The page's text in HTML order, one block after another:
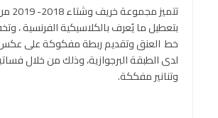
بتعطيل ما يُعرف بالكلاسيكية الفرنسية ،
خط العنق وتقديم ربطة مفكوكة على
لدى الطبقة البرجوازية، وذلك من خلال
وتنانير مفككة.